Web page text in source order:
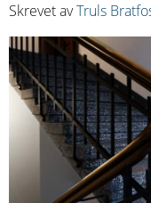
Skrevet avTruls